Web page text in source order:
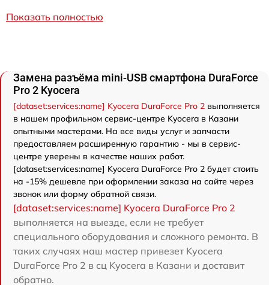
Показать полностью
Замена разъёма mini-USB смартфона DuraForce
Pro 2 Kyocera
[dataset:services:name] Kyocera DuraForce Pro 2 выполняется
в нашем профильном сервис-центре Kyocera в Казани
опытными мастерами. На все виды услуг и запчасти
предоставляем расширенную гарантию - мы в сервис-
центре уверены в качестве наших работ.
[dataset:services:name] Kyocera DuraForce Pro 2 будет стоить
на -15% дешевле при оформлении заказа на сайте через
звонок или форму обратной связи.
[dataset:services:name] Kyocera DuraForce Pro 2
выполняется на выезде, если не требует
специального оборудования и сложного ремонта. В
таких случаях наш мастер привезет Kyocera
DuraForce Pro 2 в сц Kyocera в Казани и доставит
обратно.